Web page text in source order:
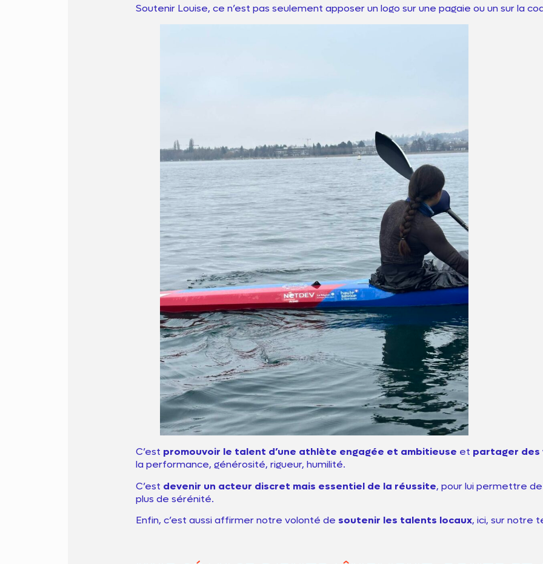
Soutenir Louise, ce n’est pas seulement apposer un logo sur une pagaie ou un sur la
C’est promouvoir le talent d’une athlète engagée et ambitieuse et partager des
la performance, générosité, rigueur, humilité.
C’est devenir un acteur discret mais essentiel de la réussite, pour lui permettre
plus de sérénité.
Enfin, c’est aussi affirmer notre volonté de soutenir les talents locaux, ici, sur notre